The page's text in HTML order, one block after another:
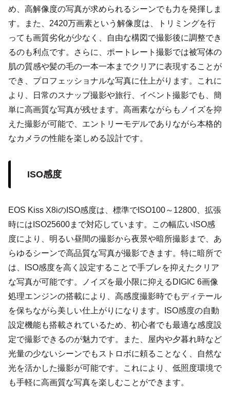
め、高解像度の写真が求められるシーンでも力を発揮しま
す。また、2420万画素という解像度は、トリミングを行
っても画質劣化が少なく、自由な構図で撮影後に調整でき
るのも利点です。さらに、ポートレート撮影では被写体の
肌の質感や髪の毛の一本一本までクリアに表現することが
でき、プロフェッショナルな写真に仕上がります。これに
より、日常のスナップ撮影や旅行、イベント撮影でも、簡
単に高画質な写真が残せます。高画素ながらもノイズを抑
えた撮影が可能で、エントリーモデルでありながら本格的
なカメラの性能を楽しめる設計です。
ISO感度
EOS Kiss X8iのISO感度は、標準でISO100～12800、拡張
時にはISO25600まで対応しています。この幅広いISO感
度により、明るい昼間の撮影から夜景や暗所撮影まで、あ
らゆるシーンで高品質な写真が撮影できます。特に暗所で
は、ISO感度を高く設定することで手ブレを抑えたクリア
な写真が可能です。ノイズを最小限に抑えるDIGIC 6画像
処理エンジンの搭載により、高感度撮影時でもディテール
を保ちながら美しい仕上がりになります。ISO感度の自動
設定機能も搭載されているため、初心者でも最適な感度設
定で撮影できるのが魅力です。また、屋内や夕暮れ時など
光量の少ないシーンでもストロボに頼ることなく、自然な
光を活かした撮影が可能です。これにより、低照度環境で
も手軽に高画質な写真を楽しむことができます。